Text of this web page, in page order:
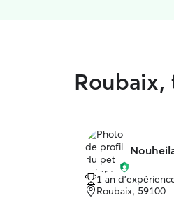
1 an
Roubaix, 59100